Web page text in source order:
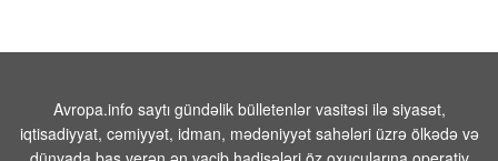
düşdü
Pasinyan -Sülhü dönməz etmək üçün
“Qarabağ ermənilərinin geri qayıtması”
Avropa.info saytı gündəlik bülletenlər vasitəsi ilə siyasət,
iqtisadiyyat, cəmiyyət, idman, mədəniyyət sahələri üzrə ölkədə və